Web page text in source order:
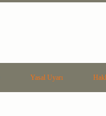
Yasal Uyarı